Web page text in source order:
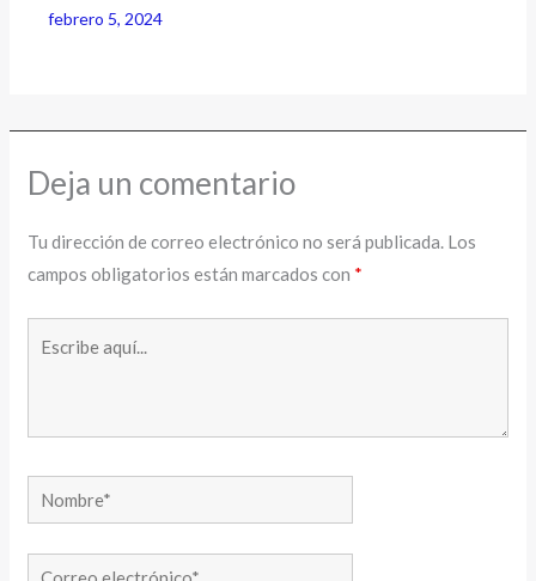
febrero 5, 2024
Deja un comentario
Tu dirección de correo electrónico no será publicada. Los
campos obligatorios están marcados con *
Nombre*
Correo